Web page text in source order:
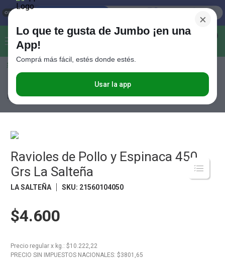
Buscar...
Seleccioná el método de entrega
×
Lo que te gusta de Jumbo ¡en una
App!
Comprá más fácil, estés donde estés.
Usar la app
Pastas Rellenas
Espinaca 450 Grs La Salteña
Ravioles de Pollo y Espinaca 450
Grs La Salteña
LA SALTEÑA SKU: 21560104050
$4.600
Precio regular x kg. : $10.222,22
PRECIO SIN IMPUESTOS NACIONALES: $3801,65
Términos más buscados
.
Valijas
Cerveza
Galletitas
Yerba
Juguetes
. Carne